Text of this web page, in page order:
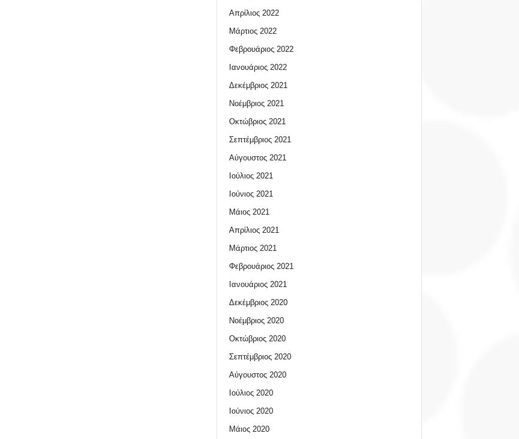
Απρίλιος 2022
Μάρτιος 2022
Φεβρουάριος 2022
Ιανουάριος 2022
Δεκέμβριος 2021
Νοέμβριος 2021
Οκτώβριος 2021
Σεπτέμβριος 2021
Αύγουστος 2021
Ιούλιος 2021
Ιούνιος 2021
Μάιος 2021
Απρίλιος 2021
Μάρτιος 2021
Φεβρουάριος 2021
Ιανουάριος 2021
Δεκέμβριος 2020
Νοέμβριος 2020
Οκτώβριος 2020
Σεπτέμβριος 2020
Αύγουστος 2020
Ιούλιος 2020
Ιούνιος 2020
Μάιος 2020